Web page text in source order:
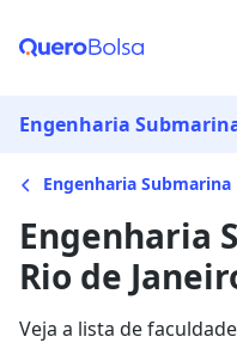
Engenharia
Engenharia Submarina
Engenharia
Rio de
Veja a lista de